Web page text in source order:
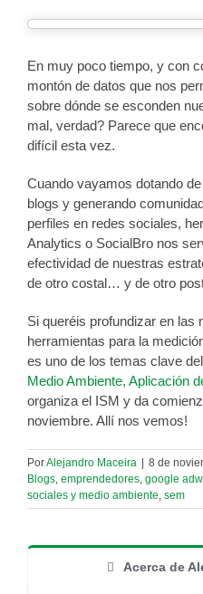
En muy poco tiempo, y con
montón de datos que nos
sobre dónde se esconden
mal, verdad? Parece que
difícil esta vez.
Cuando vayamos dotando
blogs y generando
perfiles en redes sociales,
Analytics o SocialBro nos
efectividad de nuestras
de otro costal… y de otro
Si queréis profundizar en las
herramientas para la
es uno de los temas clave del
Medio Ambiente, Aplicación
organiza el ISM y da
noviembre. Allí nos vemos!
PorAlejandro Maceira 8 de
Blogs, emprendedores, google
sociales y medio ambiente, sem
Acerca de